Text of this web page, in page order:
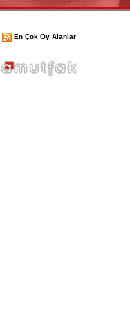
En Çok Oy Alanlar